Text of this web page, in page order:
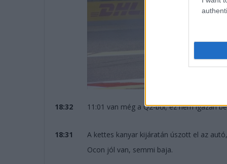
18:32 11:01 van még a Q2-ből, ez nem igazán
18:31
A kettes kanyar kijáratán úszott el az
Ocon jól van, semmi baja.